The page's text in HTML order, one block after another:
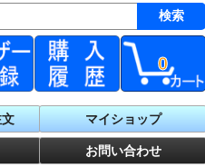
0
マイショップ
お問い合わせ